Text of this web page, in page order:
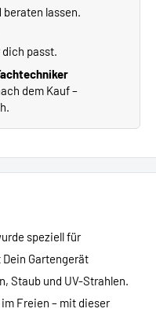
beraten lassen.
dich passt.
dem Kauf –
speziell für
Gartengerät
Staub und UV-Strahlen.
Freien – mit dieser